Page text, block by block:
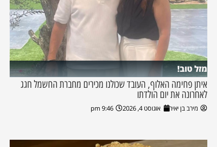
מזל טוב!
איתן פחימה האלוף, העובד שכולנו מכירים מחברת החשמל חגג
לאחרונה את יום הולדתו
מירב בן יאיר אוגוסט 4, 2026 9:46 pm